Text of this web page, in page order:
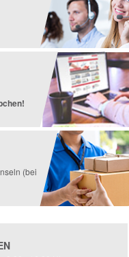
(bei